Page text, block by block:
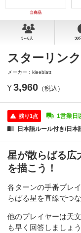
当商品
3～6人 30
スターリンク
メーカー：kleeblatt
¥ 3,960 （税込）
残り1点
1営業日
日本語ルール付き/日本
星が散らばる広
を描こう！
各ターンの手番プレ
らばる星を直線でつ
他のプレイヤーは天
も早く回答しましょう